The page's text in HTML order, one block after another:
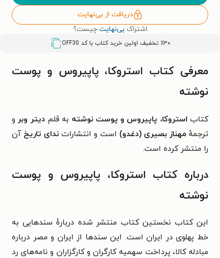
دریافت از بی‌نهایت
اشتراک بی‌نهایت چیست؟
٪۳۰ تخفیف اولین خرید کتاب با کد OFF30
معرفی کتاب استروکا، پاپیروس و پوست
نوشته
کتاب استروکا، پاپیروس و پوست نوشته به قلم دیتر وبر و
ترجمهٔمهناز بصیری (دغدو) است و انتشاراتندای تاریخ آن
را منتشر کرده است.
درباره کتاب استروکا، پاپیروس و پوست
نوشته
این کتاب نخستین کتاب منتشر شده دربارهٔ سندهایی به
خط پهلوی در ایران است. این سندها از ایران و مصر درباره
مبادله کالا، پرداخت سهمیه کارگران و کارگزاران و نامه‌های رد